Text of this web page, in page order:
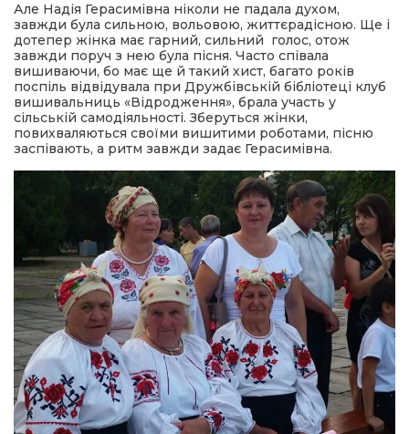
Але Надія Герасимівна ніколи не падала духом,
завжди була сильною, вольовою, життєрадісною. Ще і
дотепер жінка має гарний, сильний голос, отож
завжди поруч з нею була пісня. Часто співала
вишиваючи, бо має ще й такий хист, багато років
поспіль відвідувала при Дружбівській бібліотеці клуб
вишивальниць «Відродження», брала участь у
сільській самодіяльності. Зберуться жінки,
повихваляються своїми вишитими роботами, пісню
заспівають, а ритм завжди задає Герасимівна.